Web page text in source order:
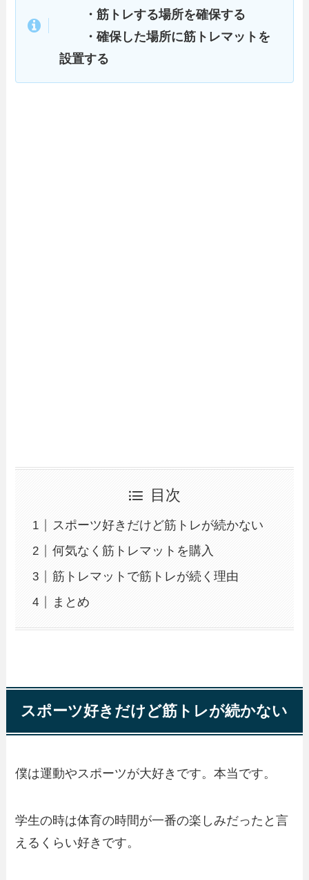
・筋トレする場所を確保する
・確保した場所に筋トレマットを
設置する
目次
スポーツ好きだけど筋トレが続かない
何気なく筋トレマットを購入
筋トレマットで筋トレが続く理由
まとめ
スポーツ好きだけど筋トレが続かない
僕は運動やスポーツが大好きです。本当です。
学生の時は体育の時間が一番の楽しみだったと言
えるくらい好きです。